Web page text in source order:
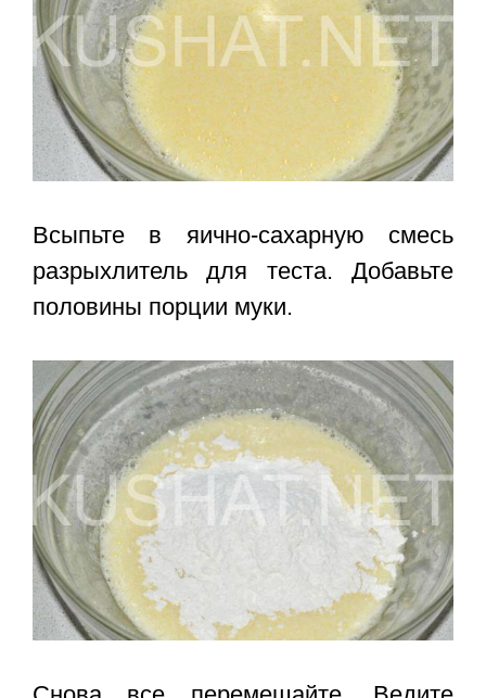
Всыпьте в яично-сахарную смесь
разрыхлитель для теста. Добавьте
половины порции муки.